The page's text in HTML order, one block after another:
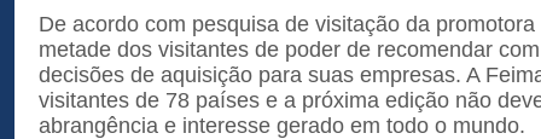
De acordo com pesquisa de visitação da
metade dos visitantes de poder de recomendar
decisões de aquisição para suas empresas. A
visitantes de 78 países e a próxima edição não
abrangência e interesse gerado em todo o mundo.